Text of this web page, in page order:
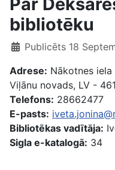
bibliotēku
Publicēts 18
Adrese: Nākotnes iela
Viļānu novads, LV -
Telefons: 28662477
E-pasts: iveta.jonina
Bibliotēkas vadītāja:
Sigla e-katalogā: 34